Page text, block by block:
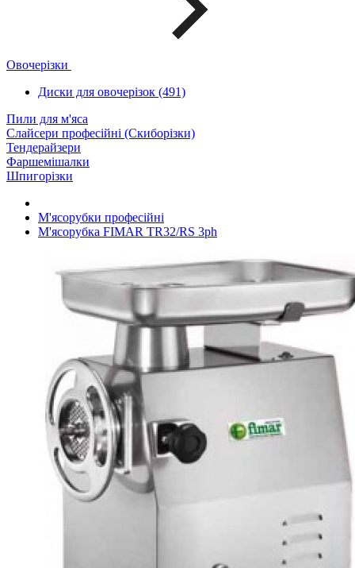
Овочерізки
Диски для овочерізок (491)
Пили для м'яса
Слайсери професійні (Скиборізки)
Тендерайзери
Фаршемішалки
Шпигорізки
М'ясорубки професійні
М'ясорубка FIMAR TR32/RS 3ph